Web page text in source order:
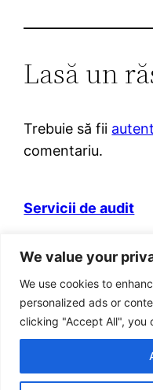
We value your
We use cookies to
personalized ads or
clicking "Accept All", you
Lasă un
Trebuie să fii
comentariu.
Servicii de audit
Contabilitatii” sunt
Adresa: Bucuresti,
8, Bl 31, Ap
Cod
Tel: 021. 776 90 18;
216 760; 0723